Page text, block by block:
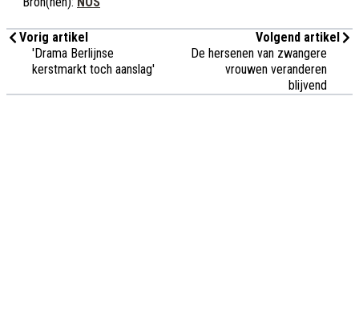
Vorig artikel
'Drama Berlijnse
kerstmarkt toch aanslag'
Volgend artikel
De hersenen van zwangere
vrouwen veranderen
blijvend